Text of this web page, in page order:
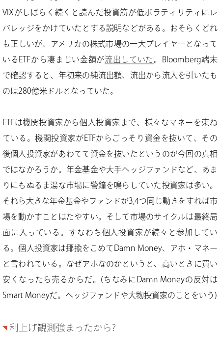
VIXがしばらく続くと読んだ投資筋が低ボラティリティにレ
バレッジをかけていたとする説明などがある。おそらくどれ
も正しいが、アメリカの株式市場の一大プレイヤーとなって
いるETFから凄まじい金額が流出していた 。Bloomberg端末
で確認すると、年初来の純流出額、流出から流入を引いたも
のは280億米ドルとなっていた。
ETFは機関投資家から個人投資家まで、様々なマネーを束ね
ている。機関投資家がETFからごっそり資金を抜いて、その
後個人投資家があわてて資金を抜いたというのが今回の真相
ではなかろうか。年金基金や大手ヘッジファンドなど、あま
りにもぬるま湯な市場に警鐘を鳴らしていた投資家は多い。
それら大きな年金基金やファンドが3,4つ同じ動きをすれば市
場を動かすことはたやすい。そして市場のサイクルは最終局
面に入っている。すなわち個人投資家が続々と参加してい
る。個人投資家は揶揄をこめてDamn Money、アホ・マネー
と言われている。なぜアホなのかというと、高いときに買い
安くなったら売るからだ。(ちなみにDamn Moneyの反対は
Smart Moneyだ。ヘッジファンドや大物投資家のことをいう)
利上げ観測強まったから?